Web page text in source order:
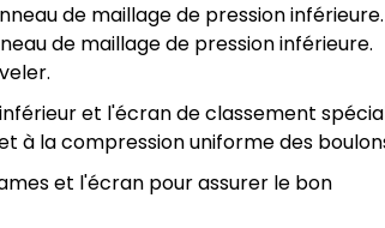
de maillage de pression inférieure.
de maillage de pression inférieure.
et l'écran de classement
à la compression uniforme des
et l'écran pour assurer le bon